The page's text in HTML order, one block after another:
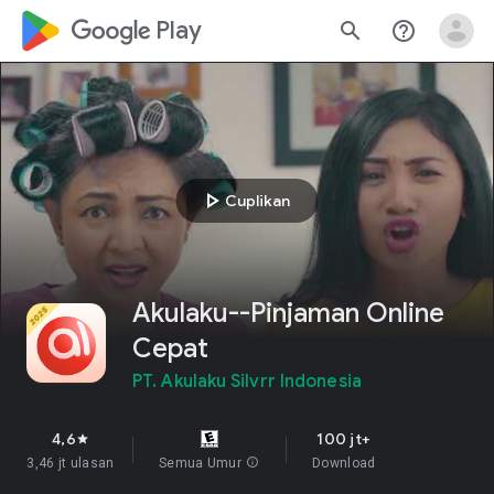
google_logo Play search help_outline
play_arrowCuplikan
Akulaku--Pinjaman Online
Cepat
PT. Akulaku Silvrr Indonesia
4,6star
3,46 jt ulasan Semua Umur info
100 jt+
Download